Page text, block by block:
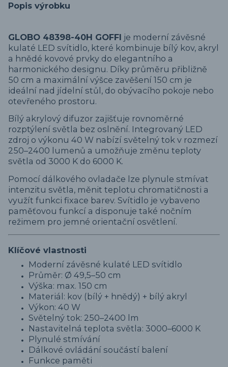
Popis výrobku
GLOBO 48398-40H GOFFI je moderní závěsné
kulaté LED svítidlo, které kombinuje bílý kov, akryl
a hnědé kovové prvky do elegantního a
harmonického designu. Díky průměru přibližně
50 cm a maximální výšce zavěšení 150 cm je
ideální nad jídelní stůl, do obývacího pokoje nebo
otevřeného prostoru.
Bílý akrylový difuzor zajišťuje rovnoměrné
rozptýlení světla bez oslnění. Integrovaný LED
zdroj o výkonu 40 W nabízí světelný tok v rozmezí
250–2400 lumenů a umožňuje změnu teploty
světla od 3000 K do 6000 K.
Pomocí dálkového ovladače lze plynule stmívat
intenzitu světla, měnit teplotu chromatičnosti a
využít funkci fixace barev. Svítidlo je vybaveno
paměťovou funkcí a disponuje také nočním
režimem pro jemné orientační osvětlení.
Klíčové vlastnosti
Moderní závěsné kulaté LED svítidlo
Průměr: Ø 49,5–50 cm
Výška: max. 150 cm
Materiál: kov (bílý + hnědý) + bílý akryl
Výkon: 40 W
Světelný tok: 250–2400 lm
Nastavitelná teplota světla: 3000–6000 K
Plynulé stmívání
Dálkové ovládání součástí balení
Funkce paměti